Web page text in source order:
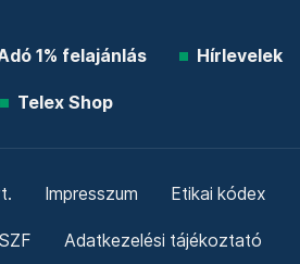
1% felajánlás Hírlevelek
Telex Shop
Impresszum Etikai kódex
Adatkezelési tájékoztató